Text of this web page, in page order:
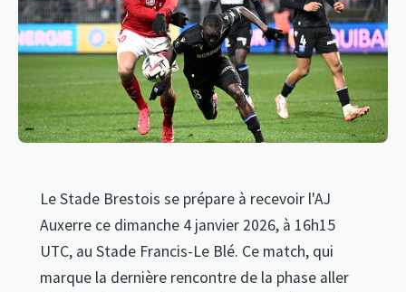
Le Stade Brestois se prépare à recevoir l'AJ
Auxerre ce dimanche 4 janvier 2026, à 16h15
UTC, au Stade Francis-Le Blé. Ce match, qui
marque la dernière rencontre de la phase aller